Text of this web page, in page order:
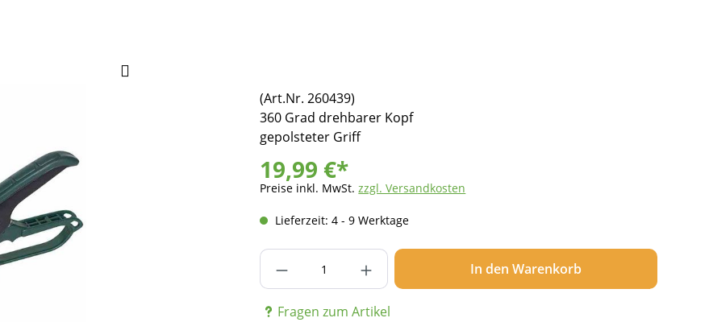
(Art.Nr. 260439)
360 Grad drehbarer Kopf
gepolsteter Griff
19,99 €*
Preise inkl. MwSt.zzgl. Versandkosten
Lieferzeit: 4 - 9 Werktage
Produkt Anzahl: Gib den gewünschten Wert ein
In den Warenkorb
Fragen zum Artikel